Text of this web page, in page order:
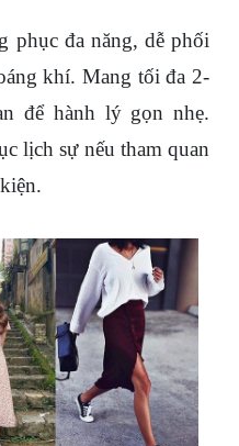
phục đa năng, dễ phối
khí. Mang tối đa 2-
để hành lý gọn nhẹ.
lịch sự nếu tham quan